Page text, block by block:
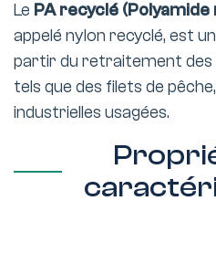
Le PA recyclé
appelé nylon recyclé, est
partir du retraitement des
tels que des filets de
industrielles usagées.